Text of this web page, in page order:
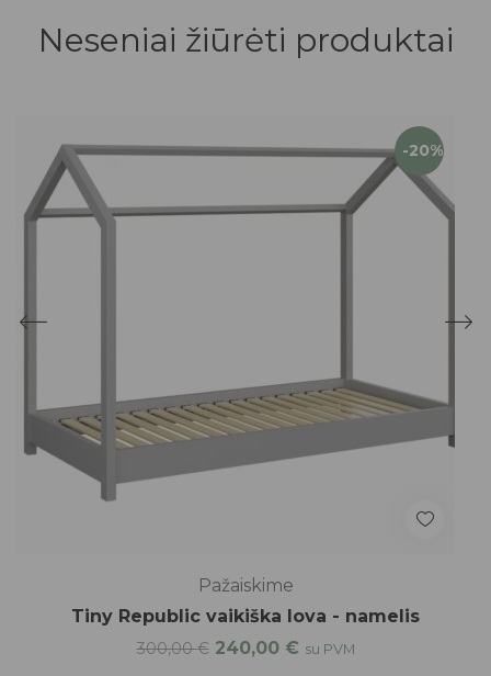
Neseniai žiūrėti produktai
-20%
Pažaiskime
Tiny Republic vaikiška lova - namelis
300,00€ 240,00 € su PVM